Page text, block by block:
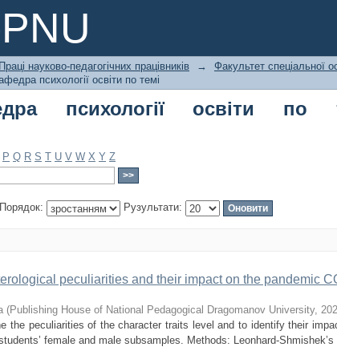
психології освіти по темі
Праці науково-педагогічних працівників → Факультет спеціальної
психології освіти по темі
психології освіти по
P Q R S T U V W X Y Z
Порядок: Рузультати:
peculiarities and their impact on the pandemic
(Publishing House of National Pedagogical Dragomanov University,
the peculiarities of the character traits level and to identify their
female and male subsamples. Methods: Leonhard-Shmishek’s